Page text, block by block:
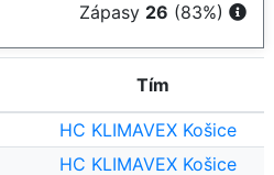
Zápasy 26 (83%)
Tím
HC KLIMAVEX Košice
HC KLIMAVEX Košice